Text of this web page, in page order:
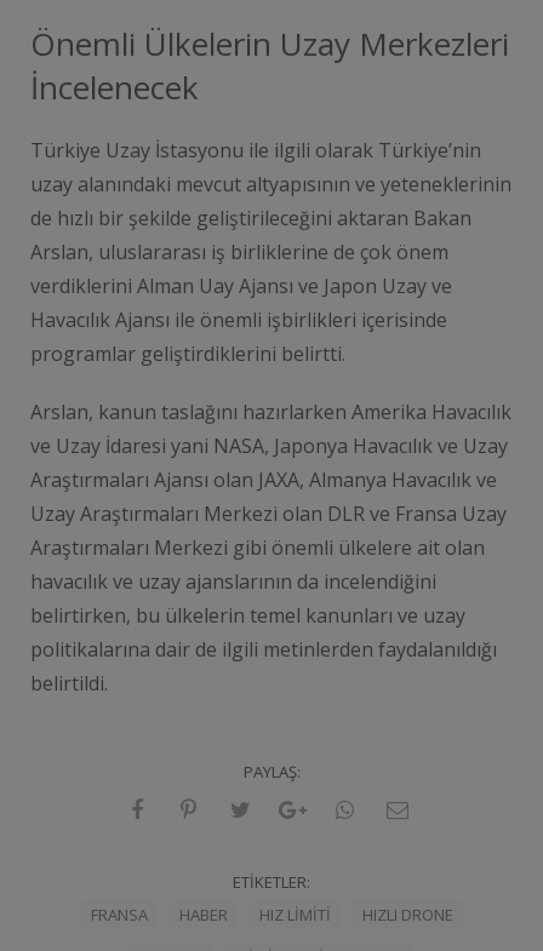
Önemli Ülkelerin Uzay Merkezleri
İncelenecek
Türkiye Uzay İstasyonu ile ilgili olarak Türkiye’nin
uzay alanındaki mevcut altyapısının ve yeteneklerinin
de hızlı bir şekilde geliştirileceğini aktaran Bakan
Arslan, uluslararası iş birliklerine de çok önem
verdiklerini Alman Uay Ajansı ve Japon Uzay ve
Havacılık Ajansı ile önemli işbirlikleri içerisinde
programlar geliştirdiklerini belirtti.
Arslan, kanun taslağını hazırlarken Amerika Havacılık
ve Uzay İdaresi yani NASA, Japonya Havacılık ve Uzay
Araştırmaları Ajansı olan JAXA, Almanya Havacılık ve
Uzay Araştırmaları Merkezi olan DLR ve Fransa Uzay
Araştırmaları Merkezi gibi önemli ülkelere ait olan
havacılık ve uzay ajanslarının da incelendiğini
belirtirken, bu ülkelerin temel kanunları ve uzay
politikalarına dair de ilgili metinlerden faydalanıldığı
belirtildi.
PAYLAŞ:
ETIKETLER:
FRANSA
HABER HIZ LIMITI
HIZLI DRONE